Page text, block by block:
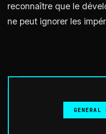
reconnaître que le
ne peut ignorer les